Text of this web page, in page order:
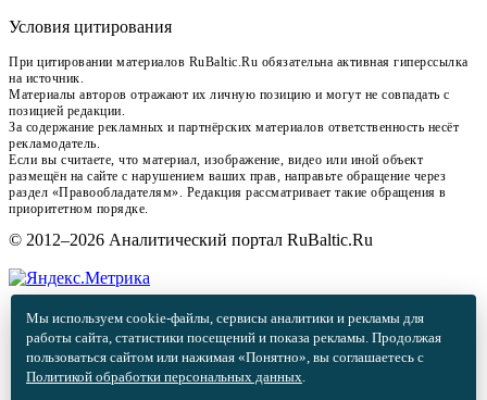
Условия цитирования
При цитировании материалов RuBaltic.Ru обязательна активная гиперссылка
на источник.
Материалы авторов отражают их личную позицию и могут не совпадать с
позицией редакции.
За содержание рекламных и партнёрских материалов ответственность несёт
рекламодатель.
Если вы считаете, что материал, изображение, видео или иной объект
размещён на сайте с нарушением ваших прав, направьте обращение через
раздел «Правообладателям». Редакция рассматривает такие обращения в
приоритетном порядке.
© 2012–2026 Аналитический портал RuBaltic.Ru
Мы используем cookie-файлы, сервисы аналитики и рекламы для
работы сайта, статистики посещений и показа рекламы. Продолжая
пользоваться сайтом или нажимая «Понятно», вы соглашаетесь с
Политикой обработки персональных данных.